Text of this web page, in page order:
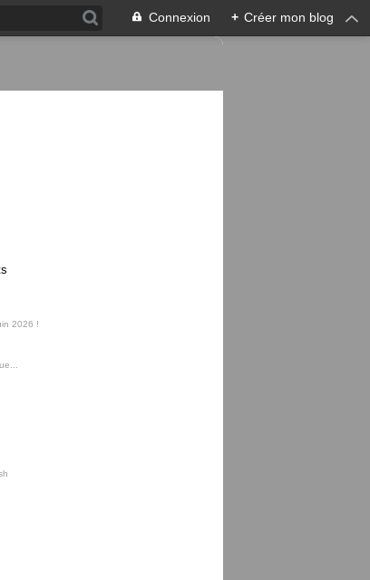
Connexion + Créer mon blog
2026 !